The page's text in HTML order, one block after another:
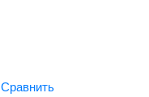
Сравнить